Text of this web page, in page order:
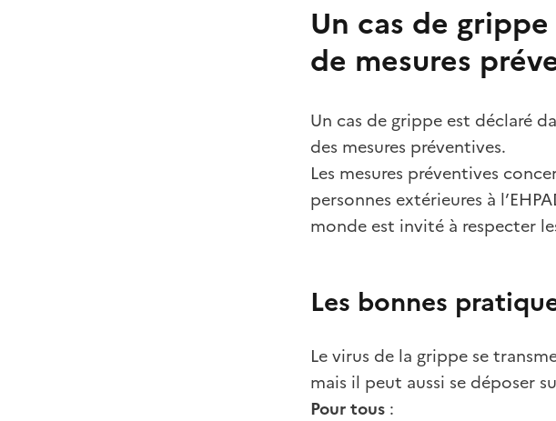
Un cas de
de mesures
Un cas de grippe est déclaré
des mesures préventives.
Les mesures préventives
personnes extérieures à
monde est invité à respecter
Les bonnes
Le virus de la grippe se
mais il peut aussi se déposer
Pour tous :